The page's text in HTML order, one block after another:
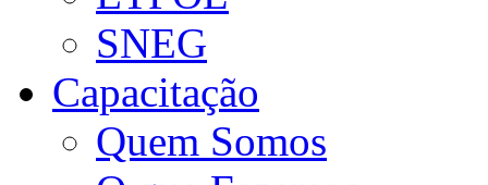
SNEG
Capacitação
Quem Somos